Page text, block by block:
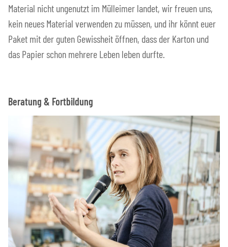
Material nicht ungenutzt im Mülleimer landet, wir freuen uns,
kein neues Material verwenden zu müssen, und ihr könnt euer
Paket mit der guten Gewissheit öffnen, dass der Karton und
das Papier schon mehrere Leben leben durfte.
Beratung & Fortbildung